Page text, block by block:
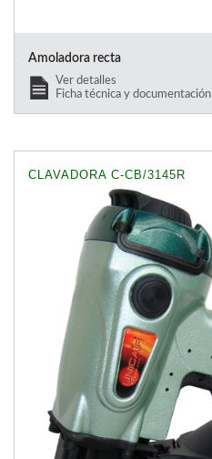
Amoladora recta
Ver detalles
Ficha técnica y documentación
CLAVADORA C-CB/3145R